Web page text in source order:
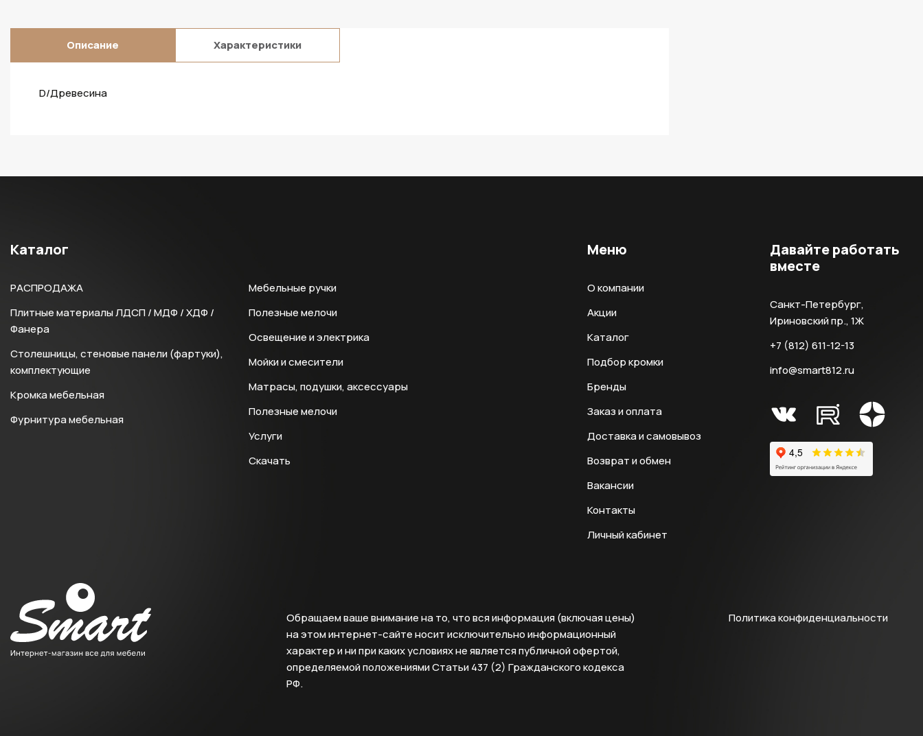
Описание Характеристики
D/Древесина
Каталог
РАСПРОДАЖА
Плитные материалы ЛДСП / МДФ / ХДФ /
Фанера
Столешницы, стеновые панели (фартуки),
комплектующие
Кромка мебельная
Фурнитура мебельная
Мебельные ручки
Полезные мелочи
Освещение и электрика
Мойки и смесители
Матрасы, подушки, аксессуары
Полезные мелочи
Услуги
Скачать
Меню
О компании
Акции
Каталог
Подбор кромки
Бренды
Заказ и оплата
Доставка и самовывоз
Возврат и обмен
Вакансии
Контакты
Личный кабинет
Давайте работать
вместе
Санкт-Петербург,
Ириновский пр., 1Ж
+7 (812) 611-12-13
info@smart812.ru
Политика конфиденциальности
Обращаем ваше внимание на то, что вся информация (включая цены)
на этом интернет-сайте носит исключительно информационный
характер и ни при каких условиях не является публичной офертой,
определяемой положениями Статьи 437 (2) Гражданского кодекса
РФ.